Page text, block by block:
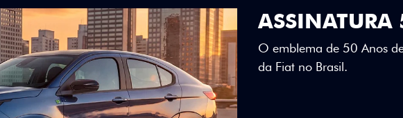
DESIGN QUE
Teto bicolor, adesivos
uma identidade visual